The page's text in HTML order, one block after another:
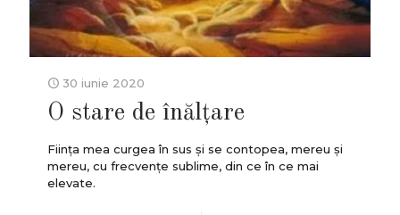
30 iunie 2020
O stare de înălțare
Ființa mea curgea în sus și se contopea, mereu și
mereu, cu frecvențe sublime, din ce în ce mai
elevate.